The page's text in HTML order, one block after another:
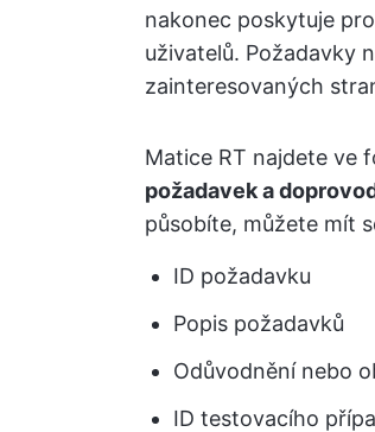
nakonec poskytuje
uživatelů. Požadavky
zainteresovaných
Matice RT najdete ve
požadavek a
působíte, můžete mít
ID požadavku
Popis požadavků
Odůvodnění nebo
ID testovacího